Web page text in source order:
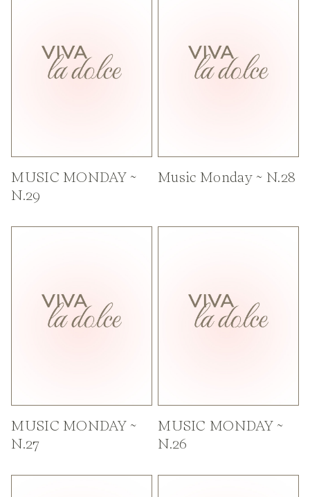
MUSIC MONDAY ~
N.29
Music Monday ~ N.28
MUSIC MONDAY ~
N.27
MUSIC MONDAY ~
N.26